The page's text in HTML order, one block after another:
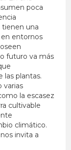
poca
una
en entornos
futuro va más
las plantas.
varias
la escasez
cultivable
climático.
invita a